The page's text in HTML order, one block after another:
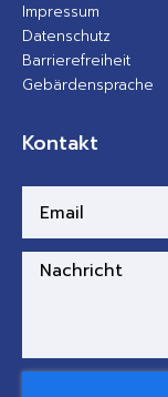
Impressum
Datenschutz
Barrierefreiheit
Gebärdensprache
Kontakt